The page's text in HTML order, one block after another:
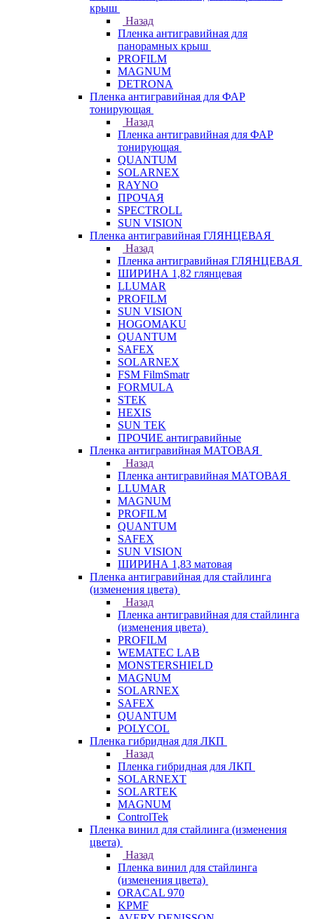
крыш
Назад
Пленка антигравийная для
панорамных крыш
PROFILM
MAGNUM
DETRONA
Пленка антигравийная для ФАР
тонирующая
Назад
Пленка антигравийная для ФАР
тонирующая
QUANTUM
SOLARNEX
RAYNO
ПРОЧАЯ
SPECTROLL
SUN VISION
Пленка антигравийная ГЛЯНЦЕВАЯ
Назад
Пленка антигравийная ГЛЯНЦЕВАЯ
ШИРИНА 1,82 глянцевая
LLUMAR
PROFILM
SUN VISION
HOGOMAKU
QUANTUM
SAFEX
SOLARNEX
FSM FilmSmatr
FORMULA
STEK
HEXIS
SUN TEK
ПРОЧИЕ антигравийные
Пленка антигравийная МАТОВАЯ
Назад
Пленка антигравийная МАТОВАЯ
LLUMAR
MAGNUM
PROFILM
QUANTUM
SAFEX
SUN VISION
ШИРИНА 1,83 матовая
Пленка антигравийная для стайлинга
(изменения цвета)
Назад
Пленка антигравийная для стайлинга
(изменения цвета)
PROFILM
WEMATEC LAB
MONSTERSHIELD
MAGNUM
SOLARNEX
SAFEX
QUANTUM
POLYCOL
Пленка гибридная для ЛКП
Назад
Пленка гибридная для ЛКП
SOLARNEXT
SOLARTEK
MAGNUM
ControlTek
Пленка винил для стайлинга (изменения
цвета)
Назад
Пленка винил для стайлинга
(изменения цвета)
ORACAL 970
KPMF